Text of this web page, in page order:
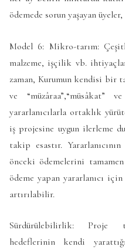
ödemede sorun yaşayan
Model 6: Mikro-tarım:
malzeme, işçilik vb.
zaman, Kurumun kendisi bir
ve “müzâraa”,“müsâkat”
yararlanıcılarla ortaklık
iş projesine uygun ilerleme
takip esastır.
önceki ödemelerini
ödeme yapan yararlanıcı
artırılabilir.
Sürdürülebilirlik: Proje
hedeflerinin kendi